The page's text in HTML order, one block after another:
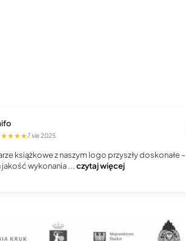
7 sie 2025
książkowe z naszym logo przyszły doskonałe –
wykonania ...czytaj więcej